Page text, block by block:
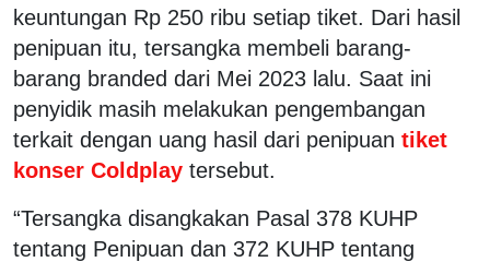
keuntungan Rp 250 ribu setiap tiket. Dari hasil
penipuan itu, tersangka membeli barang-
barang branded dari Mei 2023 lalu. Saat ini
penyidik masih melakukan pengembangan
terkait dengan uang hasil dari penipuan tiket
konser Coldplay tersebut.
“Tersangka disangkakan Pasal 378 KUHP
tentang Penipuan dan 372 KUHP tentang